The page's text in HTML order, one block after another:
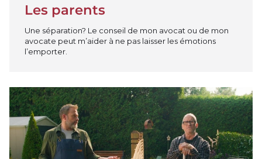
Jouer la vidéo
Les parents
Une séparation? Le conseil de mon avocat ou de mon
avocate peut m’aider à ne pas laisser les émotions
l’emporter.